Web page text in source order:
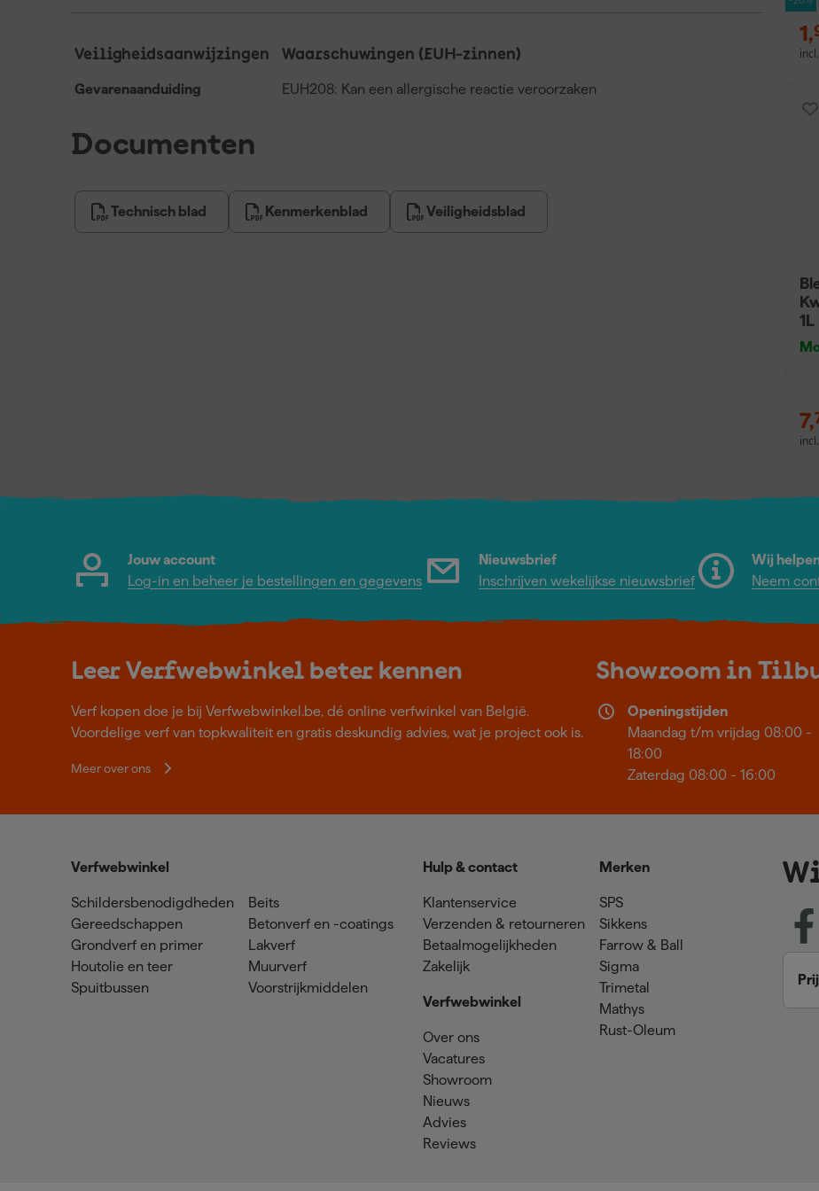
Veiligheidsaanwijzingen
Gevarenaanduiding
Waarschuwingen (EUH-zinnen)
EUH208: Kan een allergische reactie veroorzaken
Documenten
Technisch blad Kenmerkenblad Veiligheidsblad
1,
1L
7,
Jouw account
Log-in en beheer je bestellingen en gegevens
Nieuwsbrief
Inschrijven wekelijkse nieuwsbrief
Wij
Neem
Leer Verfwebwinkel beter kennen
Verf kopen doe je bij Verfwebwinkel.be, dé online verfwinkel van België.
Voordelige verf van topkwaliteit en gratis deskundig advies, wat je project ook is.
Meer over ons
Showroom in
Openingstijden
Maandag t/m vrijdag 08:00 -
18:00
Zaterdag 08:00 - 16:00
Verfwebwinkel
Schildersbenodigdheden
Gereedschappen
Grondverf en primer
Houtolie en teer
Spuitbussen
Beits
Betonverf en -coatings
Lakverf
Muurverf
Voorstrijkmiddelen
Hulp & contact
Klantenservice
Verzenden & retourneren
Betaalmogelijkheden
Zakelijk
Verfwebwinkel
Over ons
Vacatures
Showroom
Nieuws
Advies
Reviews
Merken
SPS
Sikkens
Farrow & Ball
Sigma
Trimetal
Mathys
Rust-Oleum